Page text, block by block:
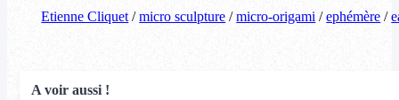
Etienne Cliquet/micro sculpture /micro-origami /ephémère /
A voir aussi !